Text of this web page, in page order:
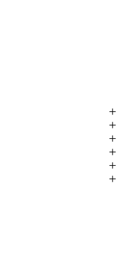
+
+
+
+
+
+